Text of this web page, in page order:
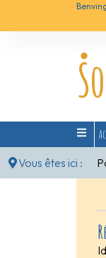
Vous êtes ici :